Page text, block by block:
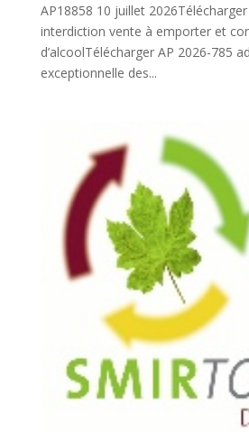
AP18858 10 juillet
interdiction vente à emporter et
d’alcoolTélécharger AP 2026-785
exceptionnelle des...